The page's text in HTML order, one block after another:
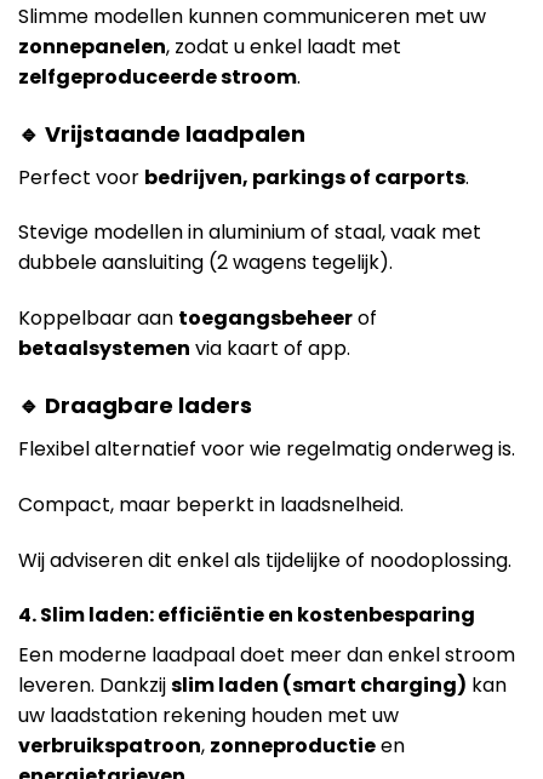
Slimme modellen kunnen communiceren met uw
zonnepanelen, zodat u enkel laadt met
zelfgeproduceerde stroom.
🔹 Vrijstaande laadpalen
Perfect voor bedrijven, parkings of carports.
Stevige modellen in aluminium of staal, vaak met
dubbele aansluiting (2 wagens tegelijk).
Koppelbaar aan toegangsbeheerof
betaalsystemen via kaart of app.
🔹 Draagbare laders
Flexibel alternatief voor wie regelmatig onderweg is.
Compact, maar beperkt in laadsnelheid.
Wij adviseren dit enkel als tijdelijke of noodoplossing.
4. Slim laden: efficiëntie en kostenbesparing
Een moderne laadpaal doet meer dan enkel stroom
leveren. Dankzijslim laden (smart charging) kan
uw laadstation rekening houden met uw
verbruikspatroon, zonneproductieen